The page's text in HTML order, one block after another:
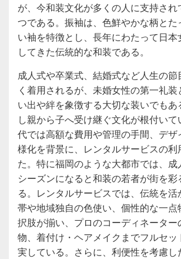
が、今和装文化が多くの人に支持され
つである。振袖は、色鮮やかな柄と
い袖を特徴とし、長年にわたって日
してきた伝統的な和装である。
成人式や卒業式、結婚式など人生の節
く着用されるが、未婚女性の第一礼
い出や絆を象徴する大切な装いでもあ
し親から子へ受け継ぐ文化が根付い
代では高額な費用や管理の手間、デザ
様化を背景に、レンタルサービスの利
た。特に福岡のような大都市では、
シーズンになると和装の若者が街を
る。レンタルサービスでは、伝統を
帯や地域独自の色使い、個性的な一点
択肢が揃い、プロのコーディネータ
物、着付け・ヘアメイクまでフルセ
実している。さらに、利便性を考慮し